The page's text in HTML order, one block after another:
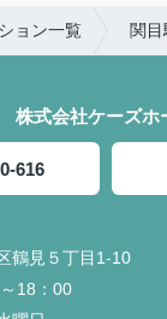
ョン一覧 関目
株式会社ケーズホ
616
鶴見５丁目1-10
18：00